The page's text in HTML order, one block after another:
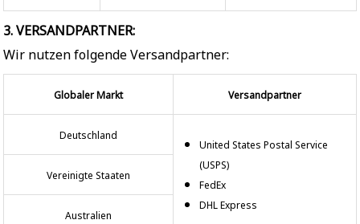
3. VERSANDPARTNER:
Wir nutzen folgende Versandpartner:
Globaler Markt Versandpartner
Deutschland
United States Postal Service
(USPS)
FedEx
DHL Express
Vereinigte Staaten
Australien